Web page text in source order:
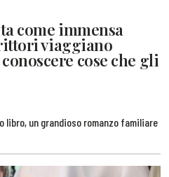
come immensa
viaggiano
cose che gli
un grandioso romanzo familiare